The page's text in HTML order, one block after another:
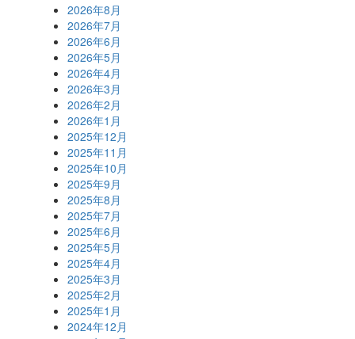
2026年8月
2026年7月
2026年6月
2026年5月
2026年4月
2026年3月
2026年2月
2026年1月
2025年12月
2025年11月
2025年10月
2025年9月
2025年8月
2025年7月
2025年6月
2025年5月
2025年4月
2025年3月
2025年2月
2025年1月
2024年12月